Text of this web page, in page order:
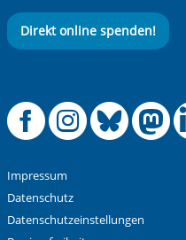
Anti-Roboter-
Alle Informationen zum
Direkt online spenden!
Impressum
Datenschutz
Datenschutzeinstellungen